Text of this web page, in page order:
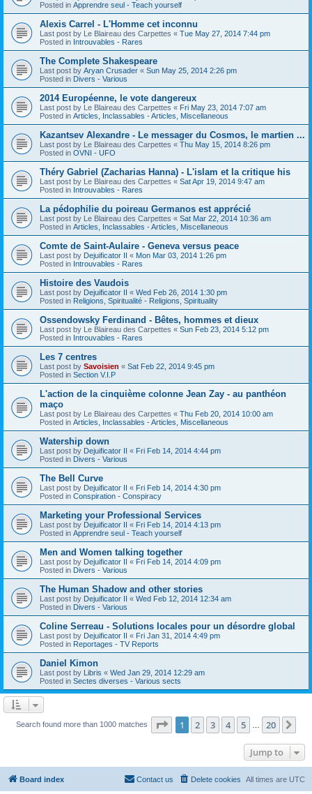
Posted in Apprendre seul - Teach yourself
Alexis Carrel - L'Homme cet inconnu
Last post by Le Blaireau des Carpettes « Tue May 27, 2014 7:44 pm
Posted in Introuvables - Rares
The Complete Shakespeare
Last post by Aryan Crusader « Sun May 25, 2014 2:26 pm
Posted in Divers - Various
2014 Européenne, le vote dangereux
Last post by Le Blaireau des Carpettes « Fri May 23, 2014 7:07 am
Posted in Articles, Inclassables - Articles, Miscellaneous
Kazantsev Alexandre - Le messager du Cosmos, le martien ...
Last post by Le Blaireau des Carpettes « Thu May 15, 2014 8:26 pm
Posted in OVNI - UFO
Théry Gabriel (Zacharias Hanna) - L'islam et la critique his
Last post by Le Blaireau des Carpettes « Sat Apr 19, 2014 9:47 am
Posted in Introuvables - Rares
La pédophilie du poireau Germanos est apprécié
Last post by Le Blaireau des Carpettes « Sat Mar 22, 2014 10:36 am
Posted in Articles, Inclassables - Articles, Miscellaneous
Comte de Saint-Aulaire - Geneva versus peace
Last post by Dejuificator II « Mon Mar 03, 2014 1:26 pm
Posted in Introuvables - Rares
Histoire des Vaudois
Last post by Dejuificator II « Wed Feb 26, 2014 1:30 pm
Posted in Religions, Spiritualité - Religions, Spirituality
Ossendowsky Ferdinand - Bêtes, hommes et dieux
Last post by Le Blaireau des Carpettes « Sun Feb 23, 2014 5:12 pm
Posted in Introuvables - Rares
Les 7 centres
Last post by Savoisien « Sat Feb 22, 2014 9:45 pm
Posted in Section V.I.P
L'action de la cinquième colonne Jean Zay - au panthéon
maço
Last post by Le Blaireau des Carpettes « Thu Feb 20, 2014 10:00 am
Posted in Articles, Inclassables - Articles, Miscellaneous
Watership down
Last post by Dejuificator II « Fri Feb 14, 2014 4:44 pm
Posted in Divers - Various
The Bell Curve
Last post by Dejuificator II « Fri Feb 14, 2014 4:30 pm
Posted in Conspiration - Conspiracy
Marketing your Professional Services
Last post by Dejuificator II « Fri Feb 14, 2014 4:13 pm
Posted in Apprendre seul - Teach yourself
Men and Women talking together
Last post by Dejuificator II « Fri Feb 14, 2014 4:09 pm
Posted in Divers - Various
The Human Shadow and other stories
Last post by Dejuificator II « Wed Feb 12, 2014 12:34 am
Posted in Divers - Various
Coline Serreau - Solutions locales pour un désordre global
Last post by Dejuificator II « Fri Jan 31, 2014 4:49 pm
Posted in Reportages - TV Reports
Daniel Kimon
Last post by Libris « Wed Jan 29, 2014 12:29 am
Posted in Sectes diverses - Various sects
Search found more than 1000 matches Page 1of 20
1 2 3 4 5 20
Jump to
Board index All times are UTC
Delete cookies
Contact us